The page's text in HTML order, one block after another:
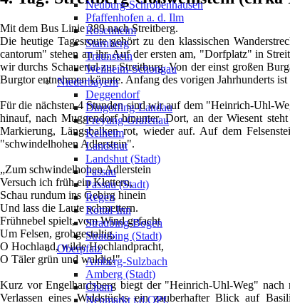
Mit dem Bus Linie 389 nach Streitberg.
Die heutige Tagesroute gehört zu den klassischen
cantorum" stehen an ihr. Auf der ersten am, "Dorfplatz" in
wir durchs Schauertal zur Streitburg. Von der einst großen
Burgtor entnehmen könnte. Anfang des vorigen Jahrhunderts
Für die nächsten 4 Stunden sind wir auf dem "Heinrich-Uhl-
hinauf, nach Muggendorf hinunter. Dort, an der Wiesent
Markierung, Längsbalken rot, wieder auf. Auf dem
"schwindelhohen Adlerstein".
„Zum schwindelhohen Adlerstein
Versuch ich früh ein Klettern,
Schau rundum ins Gebirg hinein
Und lass die Laute schmettern.
Frühnebel spielt, vom Wind gefacht
Um Felsen, grobgestaltig,
O Hochland, wilde Hochlandpracht,
O Täler grün und waldig!"
Kurz vor Engelhardsberg biegt der "Heinrich-Uhl-Weg" nach
Verlassen eines Waldstücks ein zauberhafter Blick auf
Neuburg-Schrobenhausen
Pfaffenhofen a. d. Ilm
Rosenheim
Starnberg
Traunstein
Weilheim-Schongau
Niederbayern
Deggendorf
Dingolfing-Landau
Freyung-Grafenau
Kelheim
Landshut
Landshut (Stadt)
Passau
Passau (Stadt)
Regen
Rottal-Inn
Straubing-Bogen
Straubing (Stadt)
Oberpfalz
Amberg-Sulzbach
Amberg (Stadt)
Cham
Neumarkt i.d.OPf.